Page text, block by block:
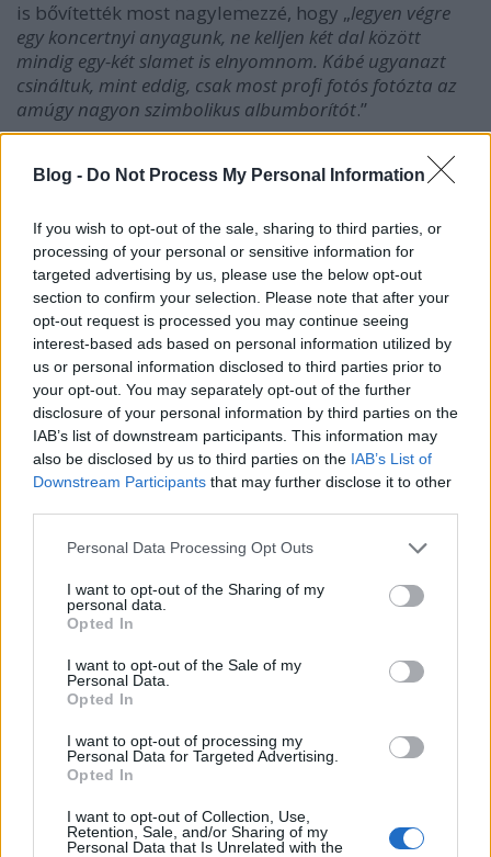
Blog - Do Not Process My Personal Information
If you wish to opt-out of the sale, sharing to third parties, or
processing of your personal or sensitive information for
targeted advertising by us, please use the below opt-out
section to confirm your selection. Please note that after your
opt-out request is processed you may continue seeing
interest-based ads based on personal information utilized by
us or personal information disclosed to third parties prior to
your opt-out. You may separately opt-out of the further
disclosure of your personal information by third parties on the
IAB’s list of downstream participants. This information may
also be disclosed by us to third parties on the IAB’s List of
Downstream Participants that may further disclose it to other
Please note that this website/app uses one or more Google
not limited to your visit or usage behaviour. You may click to
grant or deny consent to Google and its third-party tags to
use your data for below specified purposes in below Google
consent section.
Personal Data Processing Opt Outs
I want to opt-out of the Sharing of my
personal data.
Opted In
I want to opt-out of the Sale of my
Personal Data.
Opted In
I want to opt-out of processing my
Personal Data for Targeted Advertising.
Opted In
I want to opt-out of Collection, Use,
Retention, Sale, and/or Sharing of my
Personal Data that Is Unrelated with the
is bővítették most nagylemezzé, hogy „legyen végre
egy koncertnyi anyagunk, ne kelljen két dal között
mindig egy-két slamet is elnyomnom. Kábé ugyanazt
csináltuk, mint eddig, csak most profi fotós fotózta az
amúgy nagyon szimbolikus albumborítót.”
Hard Day's Hardot:
A dalokhoz kommentár is társul, visszaadjuk a szót
Kemény Zsófinak: "
Gondoltam, hogy írok minden
számról egy szívhezszóló kisesszét, de a harmadik után
eluntam, és inkább idézek magamtól, az mindig bejön
Piaci rés:
A szexizmusnak, mondod, két nézőpontja van: egy
férfi, meg egy női./ De a néző gondba’ van, mert nem